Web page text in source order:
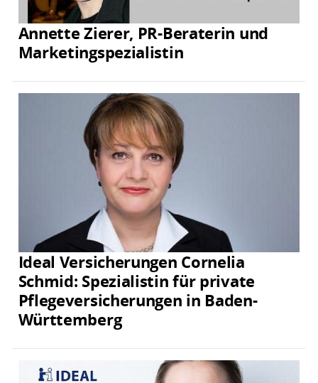
Annette Zierer, PR-Beraterin und
Marketingspezialistin
Ideal Versicherungen Cornelia
Schmid: Spezialistin für private
Pflegeversicherungen in Baden-
Württemberg